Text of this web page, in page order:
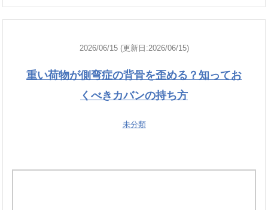
2026/06/15 (更新日:2026/06/15)
重い荷物が側弯症の背骨を歪める？知ってお
くべきカバンの持ち方
未分類